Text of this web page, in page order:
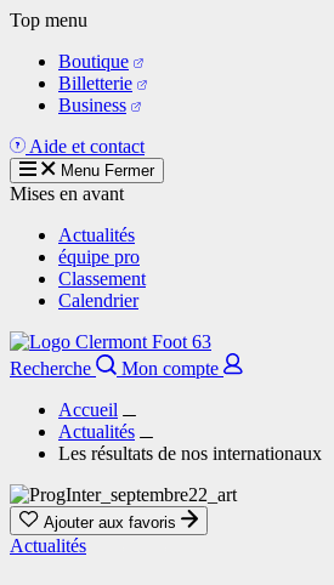
Aller
contenu
principal
Top menu
Boutique
Billetterie
Business
Aide et contact
Menu Fermer
Mises en avant
Actualités
équipe pro
Classement
Calendrier
Recherche
Mon compte
Accueil
Actualités
Les résultats de nos internationaux
Ajouter aux favoris
Actualités